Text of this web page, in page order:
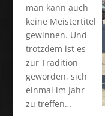
man kann auch
keine Meistertitel
gewinnen. Und
trotzdem ist es
zur Tradition
geworden, sich
einmal im Jahr
zu treffen…